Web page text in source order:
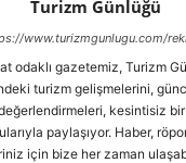
Turizm Günlüğü
www.turizmgunlugu.com/
odaklı gazetemiz, Turizm
turizm gelişmelerini,
kesintisiz
paylaşıyor. Haber,
için bize her zaman